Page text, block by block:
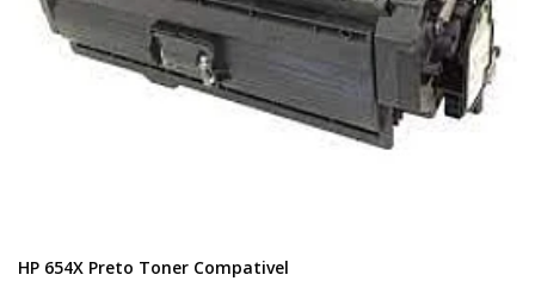
HP 654X Preto Toner Compativel